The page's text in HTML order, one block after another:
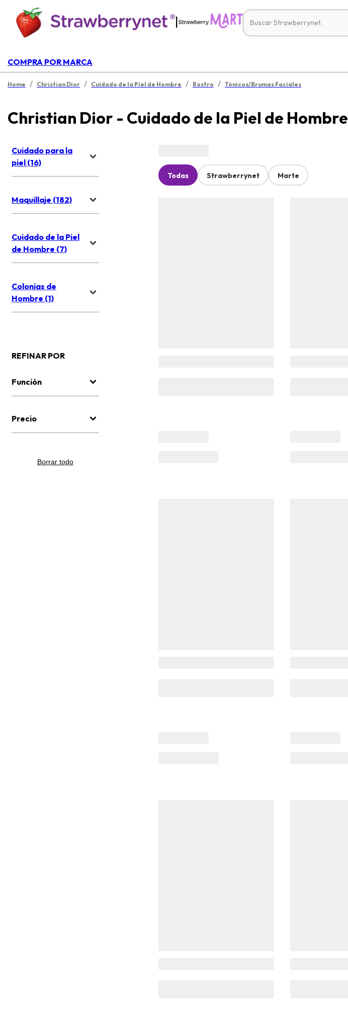
|
COMPRA POR MARCA
Home / Christian Dior / Cuidado de la Piel de Hombre / Rostro / Tónicos/Brumas Faciales
Christian Dior - Cuidado de la Piel de Hombre
Cuidado para la
piel (16)
Maquillaje (182)
Cuidado de la Piel
de Hombre (7)
Colonias de
Hombre (1)
REFINAR POR
Función
Precio
Borrar todo
Todas Strawberrynet Marte